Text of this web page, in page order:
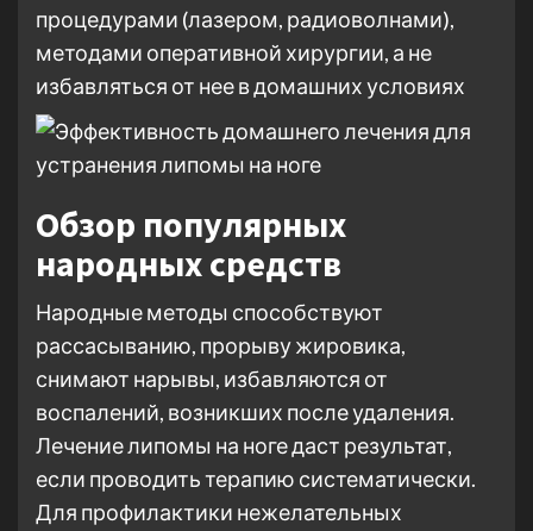
процедурами (лазером, радиоволнами),
методами оперативной хирургии, а не
избавляться от нее в домашних условиях
Обзор популярных
народных средств
Народные методы способствуют
рассасыванию, прорыву жировика,
снимают нарывы, избавляются от
воспалений, возникших после удаления.
Лечение липомы на ноге даст результат,
если проводить терапию систематически.
Для профилактики нежелательных